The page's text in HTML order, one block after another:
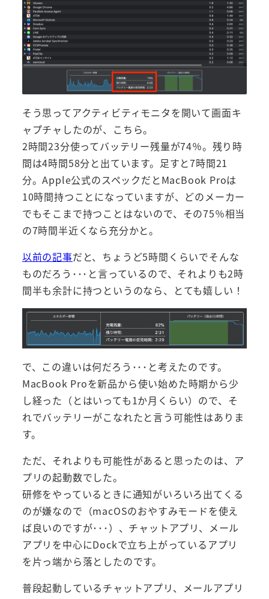
そう思ってアクティビティモニタを開いて画面キ
ャプチャしたのが、こちら。
2時間23分使ってバッテリー残量が74％。残り時
間は4時間58分と出ています。足すと7時間21
分。Apple公式のスペックだとMacBook Proは
10時間持つことになっていますが、どのメーカー
でもそこまで持つことはないので、その75％相当
の7時間半近くなら充分かと。
以前の記事だと、ちょうど5時間くらいでそんな
ものだろう･･･と言っているので、それよりも2時
間半も余計に持つというのなら、とても嬉しい！
で、この違いは何だろう･･･と考えたのです。
MacBook Proを新品から使い始めた時期から少
し経った（とはいっても1か月くらい）ので、そ
れでバッテリーがこなれたと言う可能性はありま
す。
ただ、それよりも可能性があると思ったのは、ア
プリの起動数でした。
研修をやっているときに通知がいろいろ出てくる
のが嫌なので（macOSのおやすみモードを使え
ば良いのですが･･･）、チャットアプリ、メール
アプリを中心にDockで立ち上がっているアプリ
を片っ端から落としたのです。
普段起動しているチャットアプリ、メールアプリ